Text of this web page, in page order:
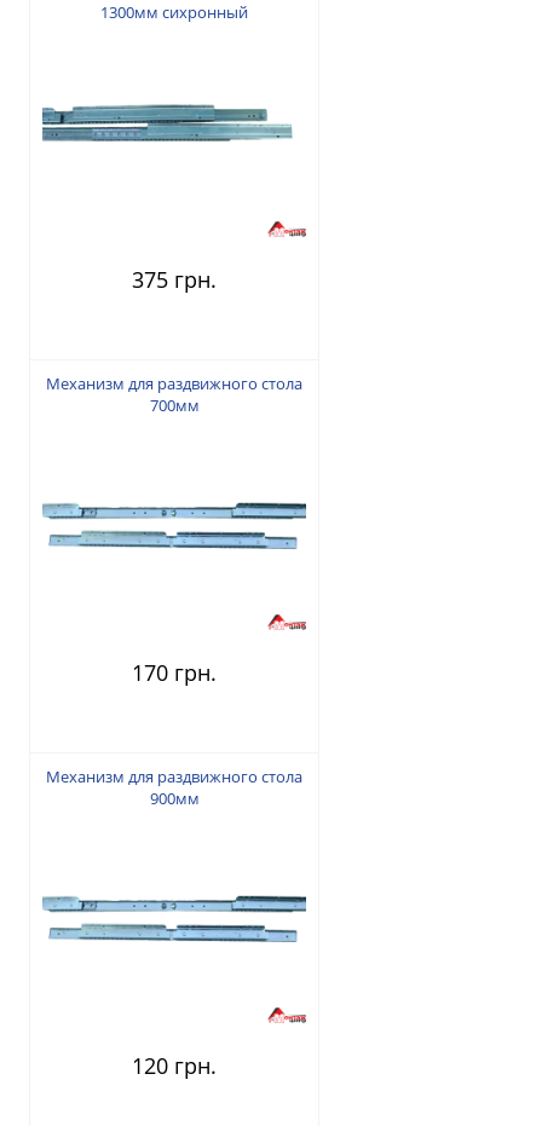
1300мм сихронный
375 грн.
Механизм для раздвижного стола
700мм
170 грн.
Механизм для раздвижного стола
900мм
120 грн.